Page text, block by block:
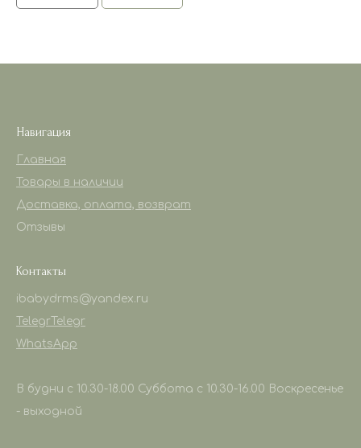
Навигация
Главная
Товары в наличии
Доставка, оплата, возврат
Отзывы
Контакты
ibabydrms@yandex.ru
Telegr Telegr
WhatsApp
В будни с 10.30-18.00 Суббота с 10.30-16.00 Воскресенье
- выходной